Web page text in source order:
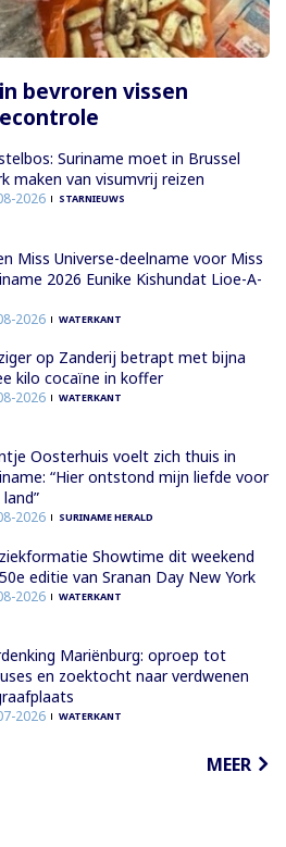
bevroren vissen
Suriname moet in Brussel
maken van visumvrij reizen
2026 STARNIEUWS
Miss Universe-deelname voor Miss
2026 Eunike Kishundat Lioe-A-
2026 WATERKANT
op Zanderij betrapt met bijna
kilo cocaïne in koffer
2026 WATERKANT
Oosterhuis voelt zich thuis in
“Hier ontstond mijn liefde voor
2026 SURINAME HERALD
Showtime dit weekend
editie van Sranan Day New York
2026 WATERKANT
Mariënburg: oproep tot
en zoektocht naar verdwenen
2026 WATERKANT
MEER